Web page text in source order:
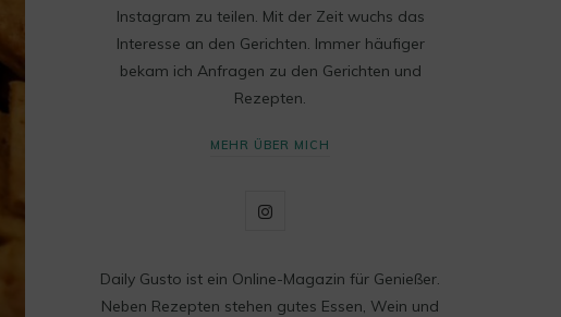
Instagram zu teilen. Mit der Zeit wuchs das
Interesse an den Gerichten. Immer häufiger
bekam ich Anfragen zu den Gerichten und
Rezepten.
MEHR ÜBER MICH
I
s
Daily Gusto ist ein Online-Magazin für Genießer.
Neben Rezepten stehen gutes Essen, Wein und